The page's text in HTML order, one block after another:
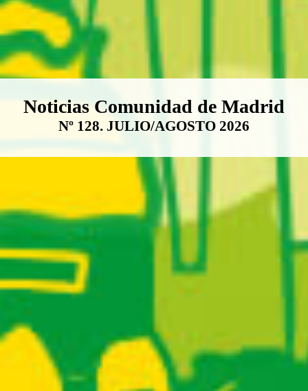
Boletín Noticias Comunidad de
Noticias Comunidad de Madrid
Nº 128. JULIO/AGOSTO 2026